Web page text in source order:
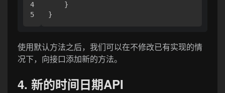
4
    }
}
使用默认方法之后，我们可以在不修改已有实现的情
况下，向接口添加新的方法。
4. 新的时间日期API